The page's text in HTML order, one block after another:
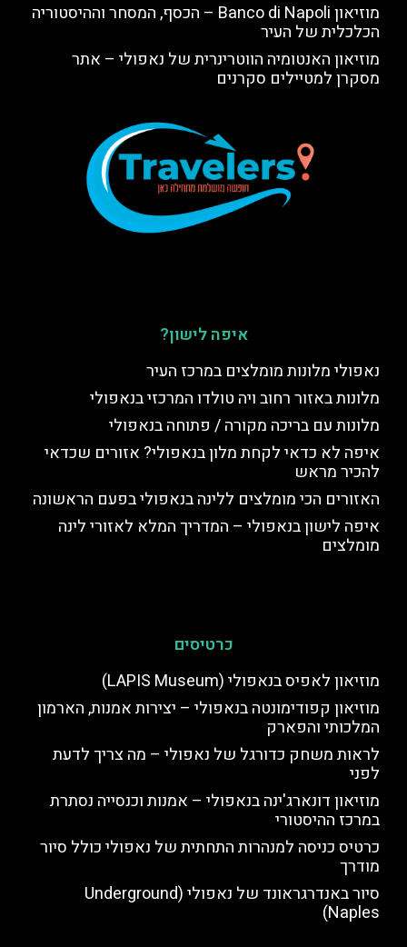
מוזיאון Banco di Napoli – הכסף, המסחר וההיסטוריה
הכלכלית של העיר
מוזיאון האנטומיה הווטרינרית של נאפולי – אתר
מסקרן למטיילים סקרנים
איפה לישון?
נאפולי מלונות מומלצים במרכז העיר
מלונות באזור רחוב ויה טולדו המרכזי בנאפולי
מלונות עם בריכה מקורה / פתוחה בנאפולי
איפה לא כדאי לקחת מלון בנאפולי? אזורים שכדאי
להכיר מראש
האזורים הכי מומלצים ללינה בנאפולי בפעם הראשונה
איפה לישון בנאפולי – המדריך המלא לאזורי לינה
מומלצים
כרטיסים
מוזיאון לאפיס בנאפולי (LAPIS Museum)
מוזיאון קפודימונטה בנאפולי – יצירות אמנות, הארמון
המלכותי והפארק
לראות משחק כדורגל של נאפולי – מה צריך לדעת
לפני
מוזיאון דונארג'ינה בנאפולי – אמנות וכנסייה נסתרת
במרכז ההיסטורי
כרטיס כניסה למנהרות התחתית של נאפולי כולל סיור
מודרך
סיור באנדרגראונד של נאפולי (Underground
Naples)